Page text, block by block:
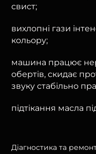
свист;
вихлопні гази
кольору;
машина працює
обертів, скидає
звуку стабільно
підтікання масла
Діагностика та